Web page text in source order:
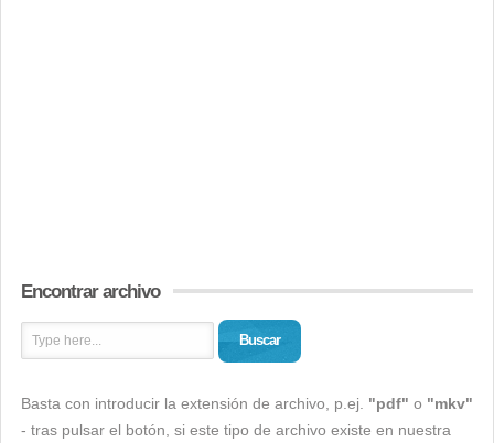
Encontrar archivo
Buscar
Basta con introducir la extensión de archivo, p.ej. "pdf" o "mkv"
- tras pulsar el botón, si este tipo de archivo existe en nuestra